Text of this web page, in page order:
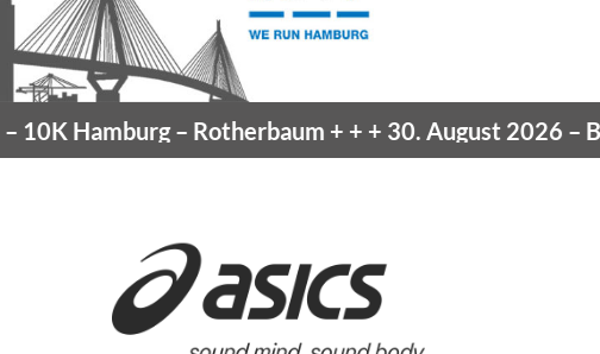
Hamburg– Rotherbaum+ + +30. August 2026 –